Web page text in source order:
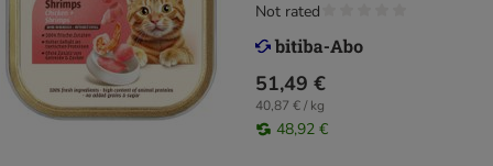
51,49 €
40,87 € / kg
48,92 €
Not rated